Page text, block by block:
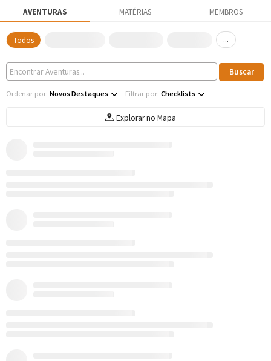
AVENTURAS MATÉRIAS MEMBROS
Todos ...
Ordenar por: Novos Destaques Filtrar por: Checklists
Explorar no Mapa